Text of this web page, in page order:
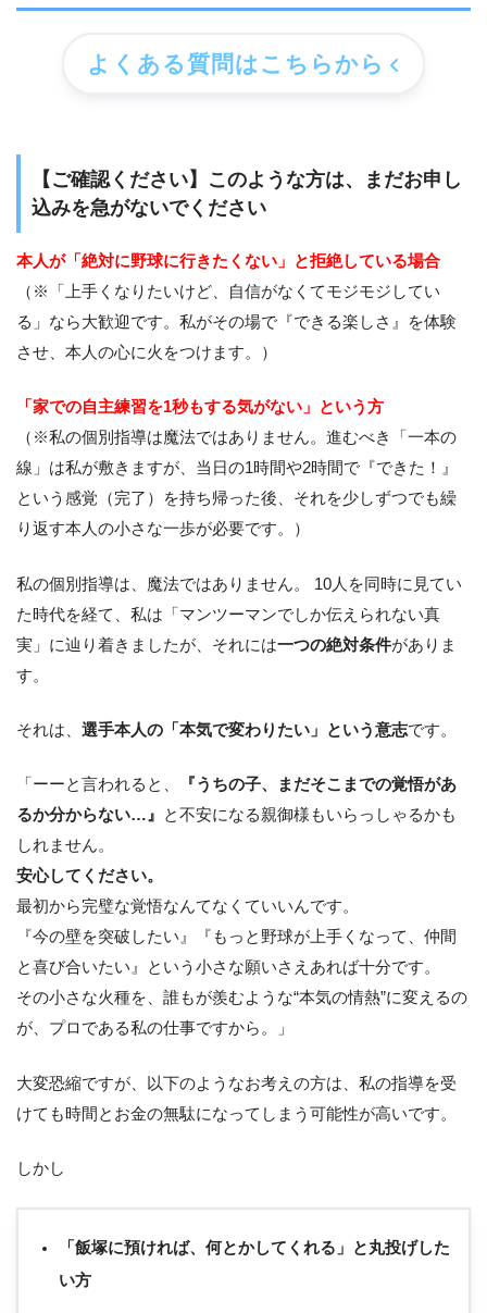
よくある質問はこちらから
【ご確認ください】このような方は、まだお申し
込みを急がないでください
本人が「絶対に野球に行きたくない」と拒絶している場合
（※「上手くなりたいけど、自信がなくてモジモジしてい
る」なら大歓迎です。私がその場で『できる楽しさ』を体験
させ、本人の心に火をつけます。）
「家での自主練習を1秒もする気がない」という方
（※私の個別指導は魔法ではありません。進むべき「一本の
線」は私が敷きますが、当日の1時間や2時間で『できた！』
という感覚（完了）を持ち帰った後、それを少しずつでも繰
り返す本人の小さな一歩が必要です。）
私の個別指導は、魔法ではありません。 10人を同時に見てい
た時代を経て、私は「マンツーマンでしか伝えられない真
実」に辿り着きましたが、それには一つの絶対条件がありま
す。
それは、 選手本人の「本気で変わりたい」という意志です。
「ーーと言われると、
『うちの子、まだそこまでの覚悟があ
るか分からない…』
と不安になる親御様もいらっしゃるかも
しれません。
安心してください。
最初から完璧な覚悟なんてなくていいんです。
『今の壁を突破したい』『もっと野球が上手くなって、仲間
と喜び合いたい』という小さな願いさえあれば十分です。
その小さな火種を、誰もが羨むような“本気の情熱”に変えるの
が、プロである私の仕事ですから。」
大変恐縮ですが、以下のようなお考えの方は、私の指導を受
けても時間とお金の無駄になってしまう可能性が高いです。
しかし
「飯塚に預ければ、何とかしてくれる」と丸投げした
い方